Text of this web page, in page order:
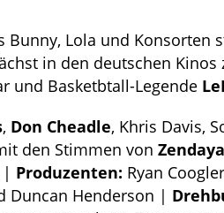
Bunny, Lola und Konsorten
in den deutschen Kinos
und Basketbtall-Legende
, Don Cheadle, Khris Davis,
den Stimmen von
| Produzenten: Ryan
Duncan Henderson |